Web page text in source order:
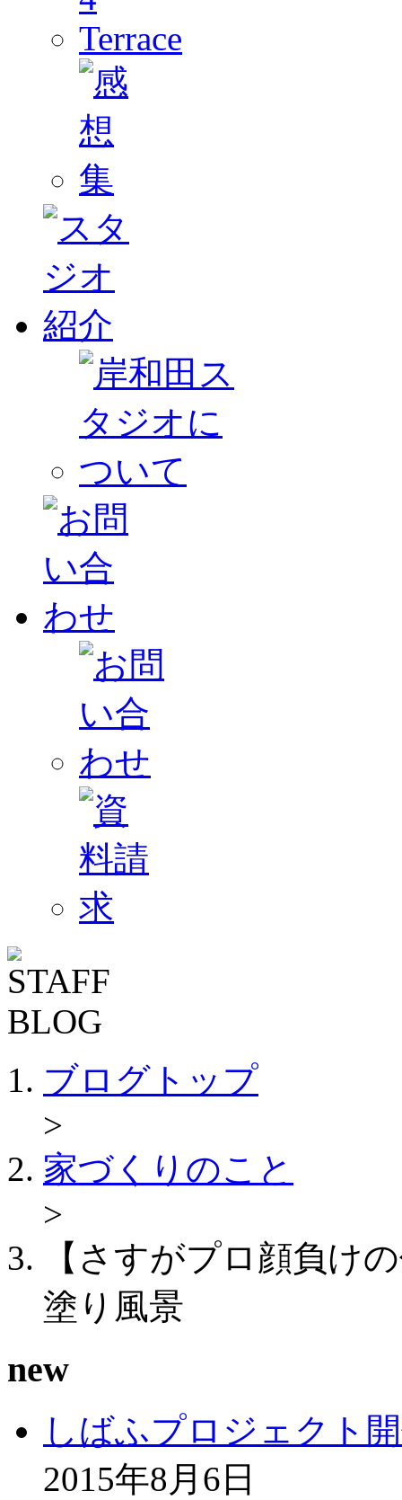
ブログトップ
>
家づくりのこと
>
【さすがプロ顔負け
塗り風景
new
しばふプロジェクト
2015年8月6日